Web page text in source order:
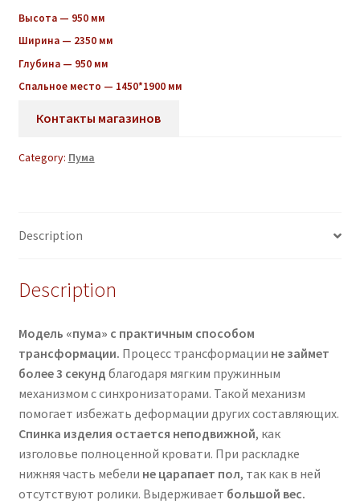
Высота — 950 мм
Ширина — 2350 мм
Глубина — 950 мм
Спальное место — 1450*1900 мм
Контакты магазинов
Category: Пума
Description
Description
Модель «пума» с практичным способом
трансформации. Процесс трансформации не займет
более 3 секунд благодаря мягким пружинным
механизмом с синхронизаторами. Такой механизм
помогает избежать деформации других составляющих.
Спинка изделия остается неподвижной, как
изголовье полноценной кровати. При раскладке
нижняя часть мебели не царапает пол, так как в ней
отсутствуют ролики. Выдерживает большой вес.